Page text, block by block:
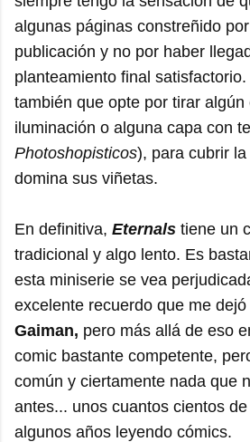
algunas páginas constreñido
publicación y no por haber
planteamiento final
también que opte por tirar algún
iluminación o alguna capa con
Photoshopisticos), para cubrir
domina sus viñetas.
En definitiva, Eternals tiene un
tradicional y algo lento. Es
esta miniserie se vea
excelente recuerdo que me
Gaiman, pero más allá de eso
comic bastante competente,
común y ciertamente nada que
antes... unos cuantos cientos
algunos años leyendo cómics.